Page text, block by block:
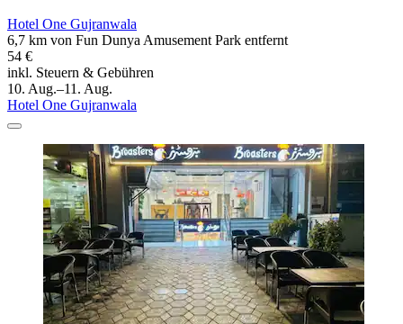
Hotel One Gujranwala
6,7 km von Fun Dunya Amusement Park entfernt
54 €
inkl. Steuern & Gebühren
10. Aug.–11. Aug.
Hotel One Gujranwala